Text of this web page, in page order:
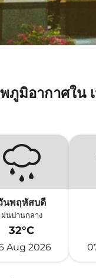
ภูมิอากาศใน
นพฤหัสบดี
ฝนปานกลาง
32°C
Aug 2026